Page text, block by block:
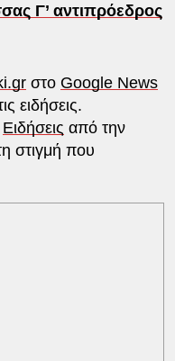
Γ’ αντιπρόεδρος
στο Google News
ειδήσεις.
Ειδήσεις από την
στιγμή που